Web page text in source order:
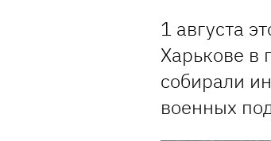
1 августа
Харькове в
собирали
военных